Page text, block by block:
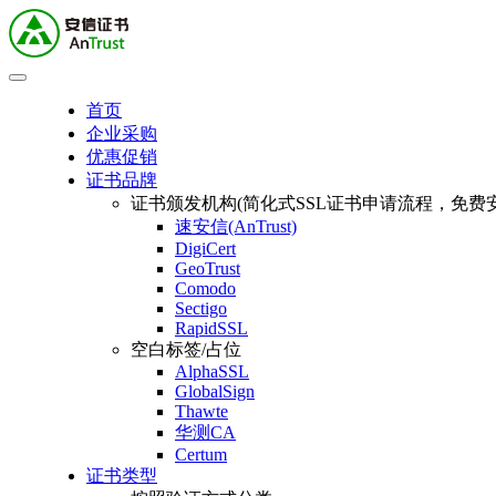
首页
企业采购
优惠促销
证书品牌
证书颁发机构(简化式SSL证书申请流程，免费
速安信(AnTrust)
DigiCert
GeoTrust
Comodo
Sectigo
RapidSSL
空白标签/占位
AlphaSSL
GlobalSign
Thawte
华测CA
Certum
证书类型